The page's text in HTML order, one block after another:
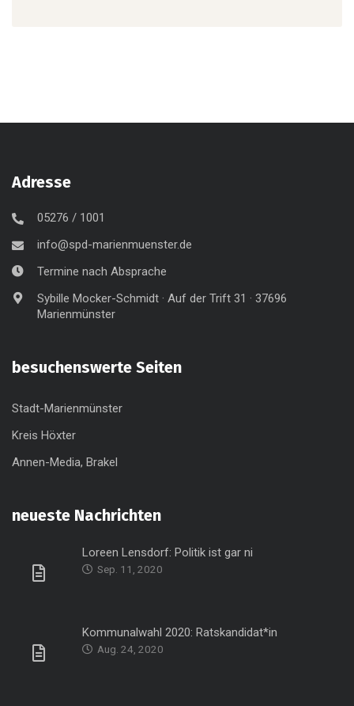
Adresse
05276 / 1001
info@spd-marienmuenster.de
Termine nach Absprache
Sybille Mocker-Schmidt · Auf der Trift 31 · 37696
Marienmünster
besuchenswerte Seiten
Stadt-Marienmünster
Kreis Höxter
Annen-Media, Brakel
neueste Nachrichten
Loreen Lensdorf: Politik ist gar ni
Sep. 11, 2020
Kommunalwahl 2020: Ratskandidat*in
Aug. 24, 2020